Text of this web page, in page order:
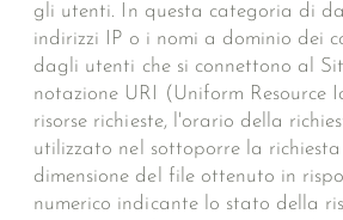
gli utenti. In questa categoria di
indirizzi IP o i nomi a dominio dei
dagli utenti che si connettono al
notazione URI (Uniform Resource
risorse richieste, l'orario della
utilizzato nel sottoporre la richiesta
dimensione del file ottenuto in
numerico indicante lo stato della